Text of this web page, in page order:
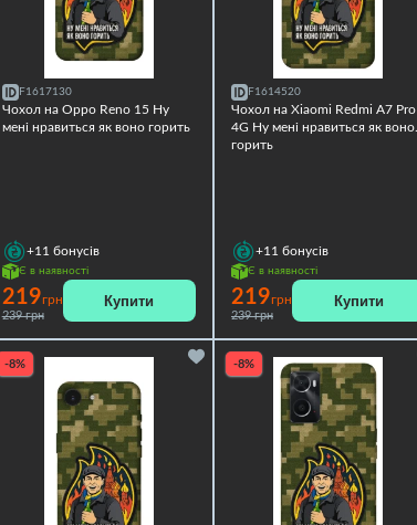
F1617130
Чохол на Oppo Reno 15 Ну
мені нравиться як воно горить
+11 бонусів
Є в наявності
219грн
239 грн
Купити
F1614520
Чохол на Xiaomi Redmi A7 Pro
4G Ну мені нравиться як воно
горить
+11 бонусів
Є в наявності
219грн
239 грн
Купити
-8% -8%